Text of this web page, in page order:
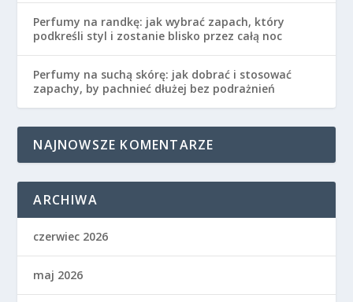
Perfumy na randkę: jak wybrać zapach, który
podkreśli styl i zostanie blisko przez całą noc
Perfumy na suchą skórę: jak dobrać i stosować
zapachy, by pachnieć dłużej bez podrażnień
NAJNOWSZE KOMENTARZE
ARCHIWA
czerwiec 2026
maj 2026